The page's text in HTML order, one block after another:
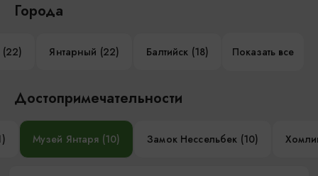
Города
(22) Янтарный (22) Балтийск (18) Показать все
Достопримечательности
Музей Янтаря (10) Замок Нессельбек (10)